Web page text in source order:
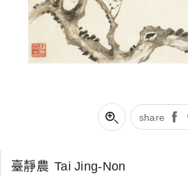
share
臺靜農 Tai Jing-Non